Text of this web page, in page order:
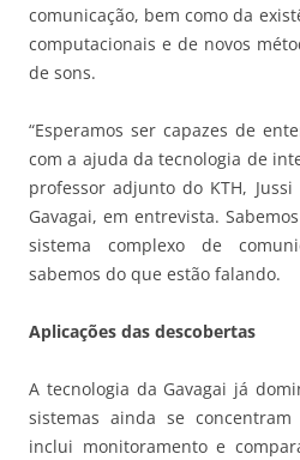
comunicação, bem como da
computacionais e de novos
de sons.
“Esperamos ser capazes de
com a ajuda da tecnologia de
professor adjunto do KTH,
Gavagai, em entrevista.
sistema complexo de
sabemos do que estão falando.
Aplicações das descobertas
A tecnologia da Gavagai já
sistemas ainda se
inclui monitoramento e